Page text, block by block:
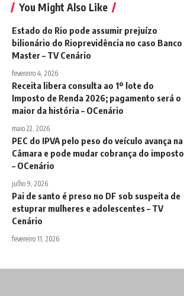
You Might Also Like
Estado do Rio pode assumir prejuízo
bilionário do Rioprevidência no caso Banco
Master – TV Cenário
fevereiro 4, 2026
Receita libera consulta ao 1º lote do
Imposto de Renda 2026; pagamento será o
maior da história – OCenário
maio 22, 2026
PEC do IPVA pelo peso do veículo avança na
Câmara e pode mudar cobrança do imposto
– OCenário
julho 9, 2026
Pai de santo é preso no DF sob suspeita de
estuprar mulheres e adolescentes – TV
Cenário
fevereiro 11, 2026